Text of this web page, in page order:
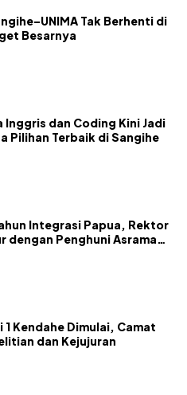
Tak Berhenti di
Besarnya
Inggris dan Coding Kini Jadi
Pilihan Terbaik di Sangihe
Integrasi Papua, Rektor
dengan Penghuni Asrama
1 Kendahe Dimulai, Camat
dan Kejujuran